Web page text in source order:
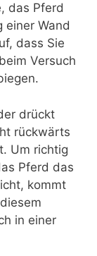
das Pferd
einer Wand
dass Sie
Versuch
drückt
rückwärts
Um richtig
Pferd das
kommt
in einer